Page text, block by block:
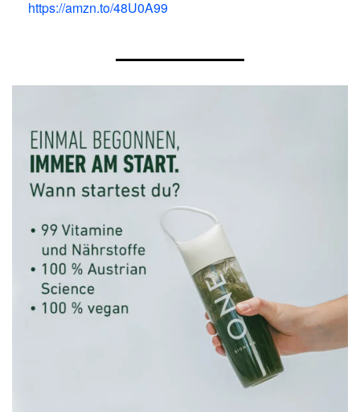
https://amzn.to/48U0A99